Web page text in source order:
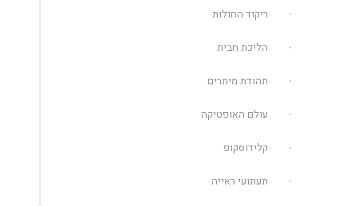
ריקוד החולות
הליכת חבית
תהודת מיתרים
עולם האופטיקה
קלידוסקופ
תעתועי ראייה